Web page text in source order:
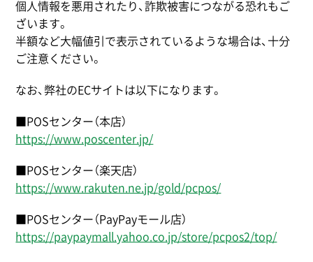
個人情報を悪用されたり、詐欺被害につながる恐れもご
ざいます。
半額など大幅値引で表示されているような場合は、十分
ご注意ください。
なお、弊社のECサイトは以下になります。
■POSセンター（本店）
https://www.poscenter.jp/
■POSセンター（楽天店）
https://www.rakuten.ne.jp/gold/pcpos/
■POSセンター（PayPayモール店）
https://paypaymall.yahoo.co.jp/store/pcpos2/top/